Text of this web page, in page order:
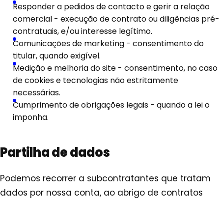
Responder a pedidos de contacto e gerir a relação
comercial - execução de contrato ou diligências pré-
contratuais, e/ou interesse legítimo.
Comunicações de marketing - consentimento do
titular, quando exigível.
Medição e melhoria do site - consentimento, no caso
de cookies e tecnologias não estritamente
necessárias.
Cumprimento de obrigações legais - quando a lei o
imponha.
Partilha de dados
Podemos recorrer a subcontratantes que tratam
dados por nossa conta, ao abrigo de contratos